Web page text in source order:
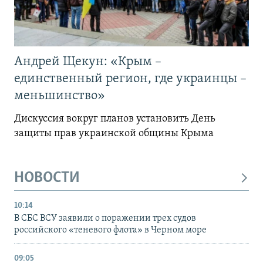
Андрей Щекун: «Крым –
единственный регион, где украинцы –
меньшинство»
Дискуссия вокруг планов установить День
защиты прав украинской общины Крыма
НОВОСТИ
10:14
В СБС ВСУ заявили о поражении трех судов
российского «теневого флота» в Черном море
09:05